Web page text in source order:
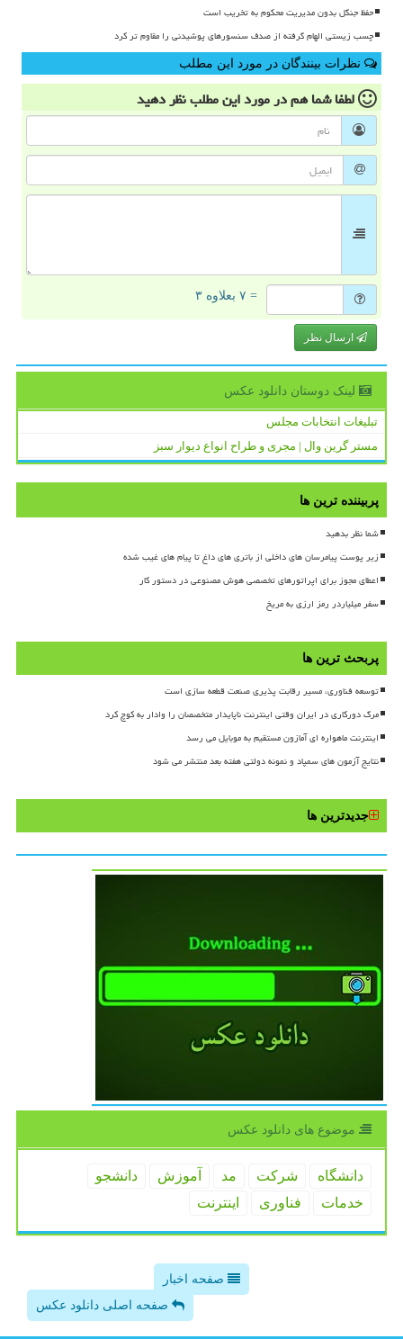
حفظ جنگل بدون مدیریت محکوم به تخریب است
چسب زیستی الهام گرفته از صدف سنسورهای پوشیدنی را مقاوم تر کرد
نظرات بینندگان در مورد این مطلب
لطفا شما همدر مورد این مطلبنظر دهید
= ۷ بعلاوه ۳
ارسال نظر
لینک دوستان دانلود عكس
تبلیغات انتخابات مجلس
مستر گرین وال | مجری و طراح انواع دیوار سبز
پربیننده ترین ها
شما نظر بدهید
زیر پوست پیامرسان های داخلی از باتری های داغ تا پیام های غیب شده
اعطای مجوز برای اپراتورهای تخصصی هوش مصنوعی در دستور کار
سفر میلیاردر رمز ارزی به مریخ
پربحث ترین ها
توسعه فناوری، مسیر رقابت پذیری صنعت قطعه سازی است
مرگ دورکاری در ایران وقتی اینترنت ناپایدار متخصصان را وادار به کوچ کرد
اینترنت ماهواره ای آمازون مستقیم به موبایل می رسد
نتایج آزمون های سمپاد و نمونه دولتی هفته بعد منتشر می شود
جدیدترین ها
موضوع های دانلود عكس
دانشگاه شركت مد آموزش
دانشجو
خدمات
فناوری اینترنت
صفحه اخبار
صفحه اصلی دانلود عکس